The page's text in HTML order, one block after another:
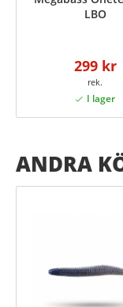
LBO
299 kr
ANDRA